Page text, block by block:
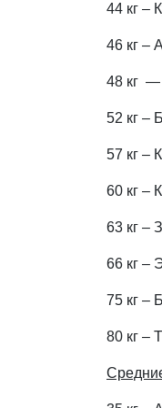
44 кг –
46 кг –
48 кг —
52 кг –
57 кг –
60 кг –
63 кг –
66 кг –
75 кг –
80 кг –